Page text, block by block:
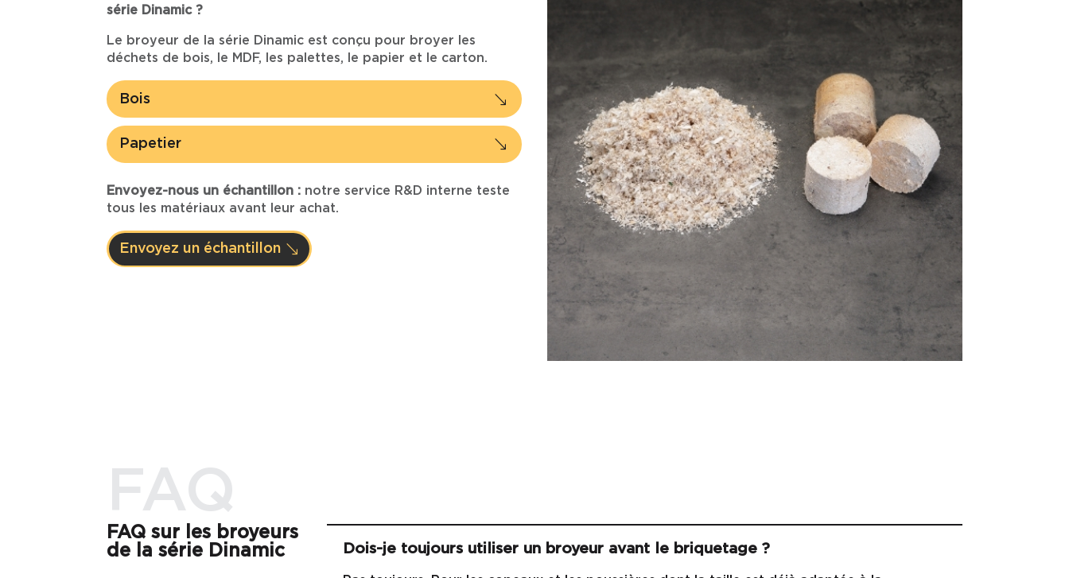
série Dinamic ?
Le broyeur de la série Dinamic est conçu pour broyer les
déchets de bois, le MDF, les palettes, le papier et le carton.
Bois
Papetier
Envoyez-nous un échantillon : notre service R&D interne teste
tous les matériaux avant leur achat.
Envoyez un échantillon
FAQ
FAQ sur les broyeurs
de la série Dinamic
Dois-je toujours utiliser un broyeur avant le briquetage ?